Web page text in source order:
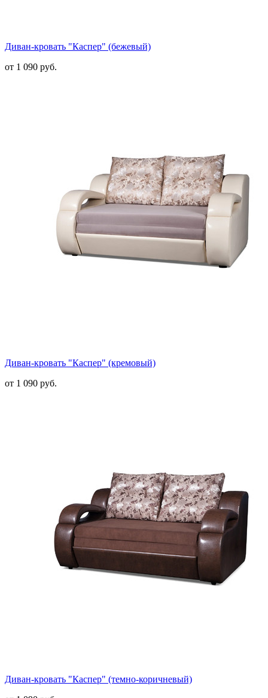
Диван-кровать "Каспер" (бежевый)
от 1 090 руб.
Диван-кровать "Каспер" (кремовый)
от 1 090 руб.
Диван-кровать "Каспер" (темно-коричневый)